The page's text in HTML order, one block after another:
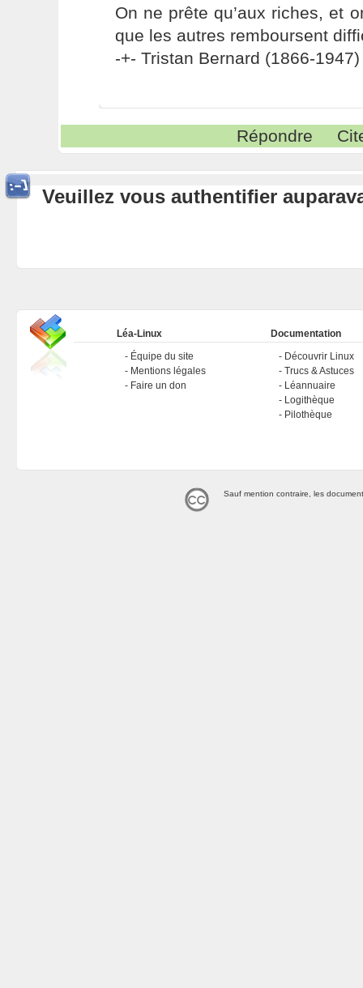
On ne prête qu’aux riches, et
que les autres remboursent
-+- Tristan Bernard (1866-1947)
Répondre
Veuillez vous authentifier
Léa-Linux
Équipe du site
Mentions légales
Faire un don
Documentation
Découvrir Linux
Trucs & Astuces
Léannuaire
Logithèque
Pilothèque
Sauf mention contraire, les